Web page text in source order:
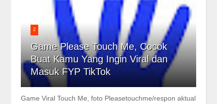
2
Game Please Touch Me, Cocok
Buat Kamu Yang Ingin Viral dan
Masuk FYP TikTok
Game Viral Touch Me, foto Pleasetouchme/respon aktual